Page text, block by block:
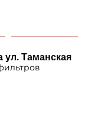
Таманская